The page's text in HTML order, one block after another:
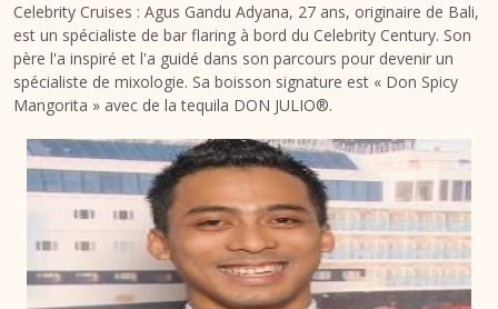
Celebrity Cruises : Agus Gandu Adyana, 27 ans, originaire de Bali,
est un spécialiste de bar flaring à bord du Celebrity Century. Son
père l'a inspiré et l'a guidé dans son parcours pour devenir un
spécialiste de mixologie. Sa boisson signature est « Don Spicy
Mangorita » avec de la tequila DON JULIO®.